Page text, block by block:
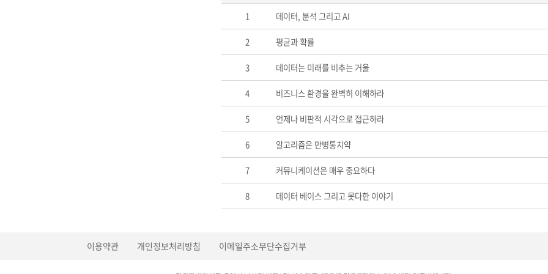
1 데이터, 분석 그리고 AI
2 평균과 확률
3 데이터는 미래를 비추는 거울
4 비즈니스 환경을 완벽히 이해하라
5 언제나 비판적 시각으로 접근하라
6 알고리즘은 만병통치약
7 커뮤니케이션은 매우 중요하다
8 데이터 베이스 그리고 못다한 이야기
이용약관 개인정보처리방침 이메일주소무단수집거부